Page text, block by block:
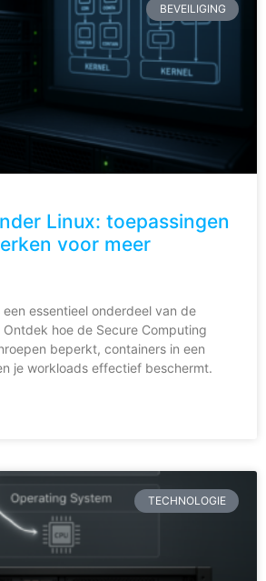
BEVEILIGING
Linux: toepassingen
voor meer
essentieel onderdeel van de
hoe de Secure Computing
beperkt, containers in een
je workloads effectief beschermt.
TECHNOLOGIE